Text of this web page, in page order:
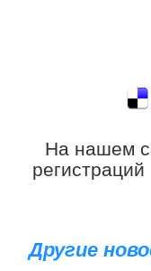
На нашем
Другие